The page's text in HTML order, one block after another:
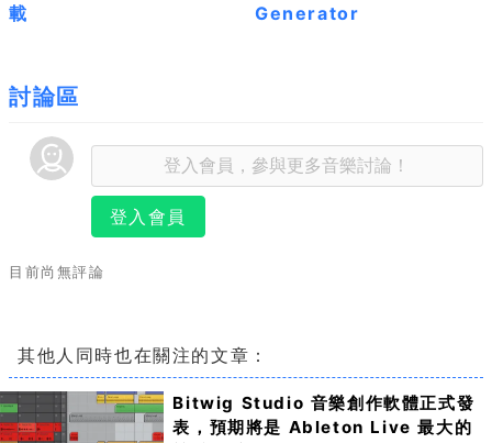
載
Generator
討論區
登入會員
目前尚無評論
其他人同時也在關注的文章：
Bitwig Studio 音樂創作軟體正式發
表，預期將是 Ableton Live 最大的